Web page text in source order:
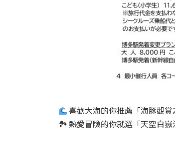
喜歡大海的你推薦「海豚觀
🏞 熱愛冒險的你就選「天空白